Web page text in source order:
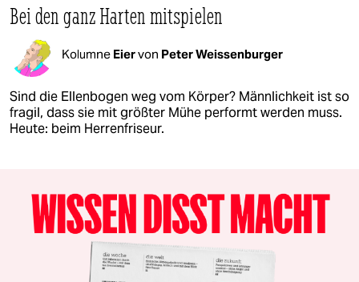
Bei den ganz Harten mitspielen
Kolumne Eiervon Peter Weissenburger
Sind die Ellenbogen weg vom Körper? Männlichkeit ist so
fragil, dass sie mit größter Mühe performt werden muss.
Heute: beim Herrenfriseur.